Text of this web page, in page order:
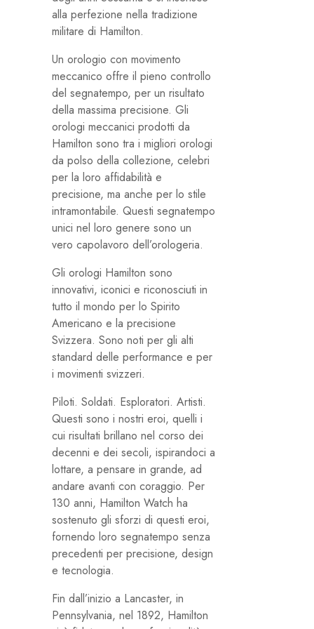
alla perfezione nella tradizione
militare di Hamilton.
Un orologio con movimento
meccanico offre il pieno controllo
del segnatempo, per un risultato
della massima precisione. Gli
orologi meccanici prodotti da
Hamilton sono tra i migliori orologi
da polso della collezione, celebri
per la loro affidabilità e
precisione, ma anche per lo stile
intramontabile. Questi segnatempo
unici nel loro genere sono un
vero capolavoro dell’orologeria.
Gli orologi Hamilton sono
innovativi, iconici e riconosciuti in
tutto il mondo per lo Spirito
Americano e la precisione
Svizzera. Sono noti per gli alti
standard delle performance e per
i movimenti svizzeri.
Piloti. Soldati. Esploratori. Artisti.
Questi sono i nostri eroi, quelli i
cui risultati brillano nel corso dei
decenni e dei secoli, ispirandoci a
lottare, a pensare in grande, ad
andare avanti con coraggio. Per
130 anni, Hamilton Watch ha
sostenuto gli sforzi di questi eroi,
fornendo loro segnatempo senza
precedenti per precisione, design
e tecnologia.
Fin dall’inizio a Lancaster, in
Pennsylvania, nel 1892, Hamilton